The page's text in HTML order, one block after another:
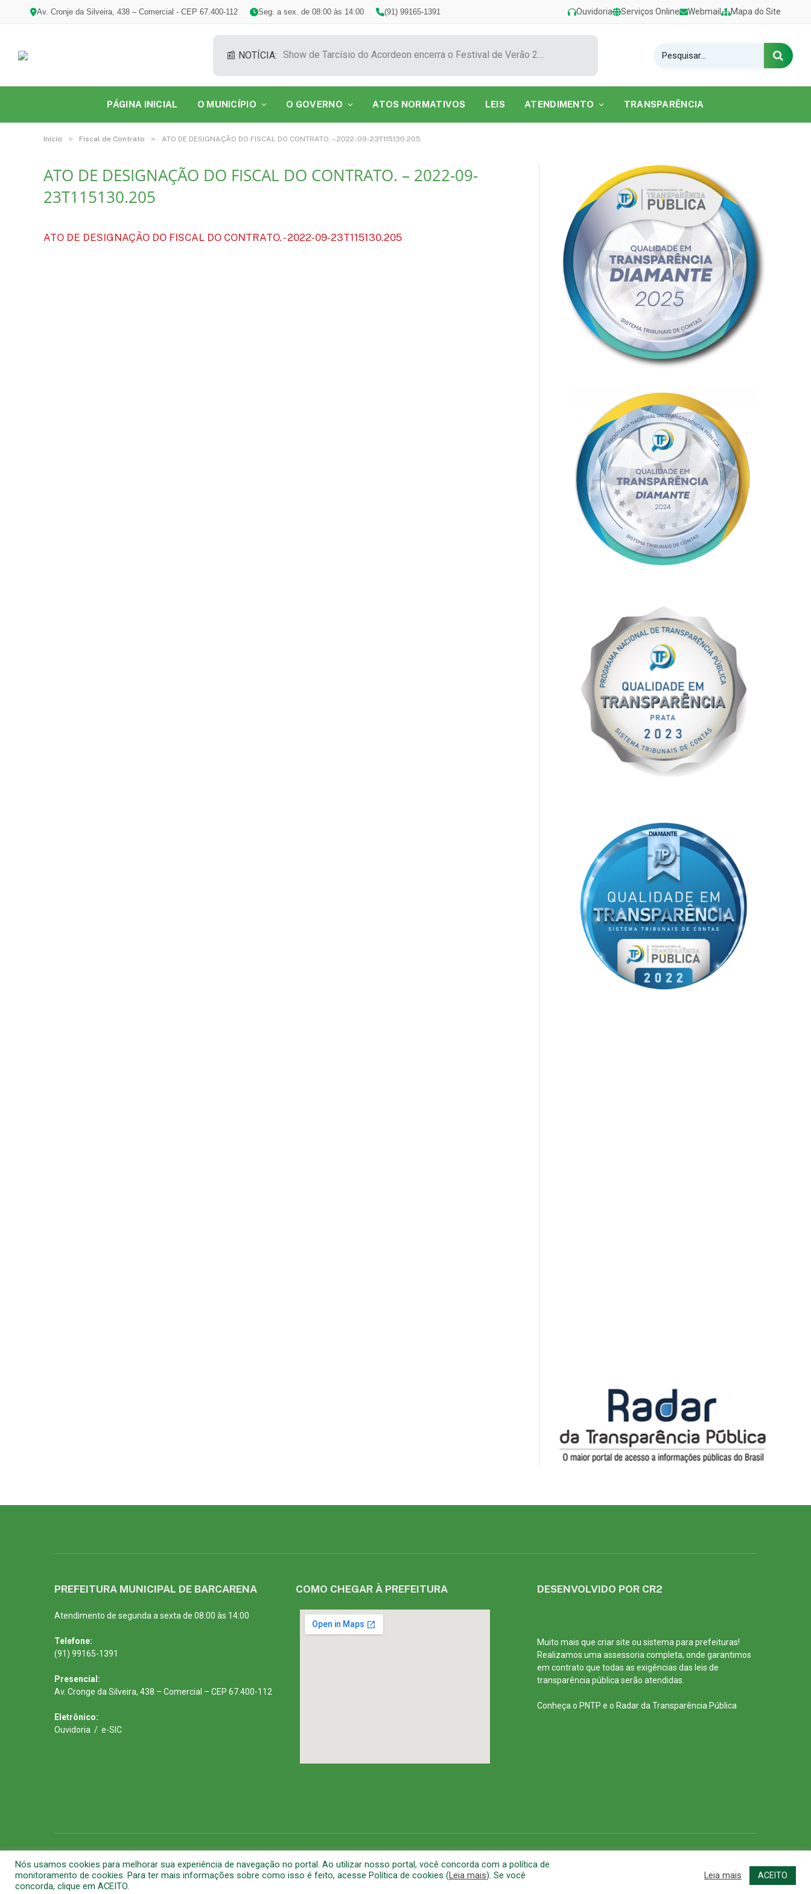
Av. Cronje da Silveira, 438 – Comercial - CEP 67.400-112 Seg. a sex. de 08:00 às 14:00 (91) 99165-1391 Ouvidoria Serviços Online Webmail Mapa do Site
📰 NOTÍCIA: Show de Tarcísio do Acordeon encerra o Festival de Verão 2026 na Praia do Caripi
PÁGINA INICIAL O MUNICÍPIO O GOVERNO ATOS NORMATIVOS LEIS ATENDIMENTO TRANSPARÊNCIA
Início » Fiscal de Contrato » ATO DE DESIGNAÇÃO DO FISCAL DO CONTRATO. – 2022-09-23T115130.205
ATO DE DESIGNAÇÃO DO FISCAL DO CONTRATO. – 2022-09-
23T115130.205
ATO DE DESIGNAÇÃO DO FISCAL DO CONTRATO. - 2022-09-23T115130.205
PREFEITURA MUNICIPAL DE BARCARENA
Atendimento de segunda a sexta de 08:00 às 14:00
Telefone:
(91) 99165-1391
Presencial:
Av. Cronge da Silveira, 438 – Comercial – CEP 67.400-112
Eletrônico:
Ouvidoria / e-SIC
COMO CHEGAR À PREFEITURA DESENVOLVIDO POR CR2
Muito mais que criar site ou sistema para prefeituras!
Realizamos uma assessoria completa, onde garantimos
em contrato que todas as exigências das leis de
transparência pública serão atendidas.
Conheça o PNTP e o Radar da Transparência Pública
Nós usamos cookies para melhorar sua experiência de navegação no portal. Ao utilizar nosso portal, você concorda com a política de
monitoramento de cookies. Para ter mais informações sobre como isso é feito, acesse Política de cookies (Leia mais). Se você
concorda, clique em ACEITO.
Leia mais ACEITO